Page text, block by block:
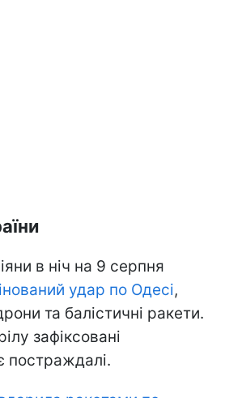
в ніч на 9 серпня
удар по Одесі,
та балістичні ракети.
зафіксовані
постраждалі.